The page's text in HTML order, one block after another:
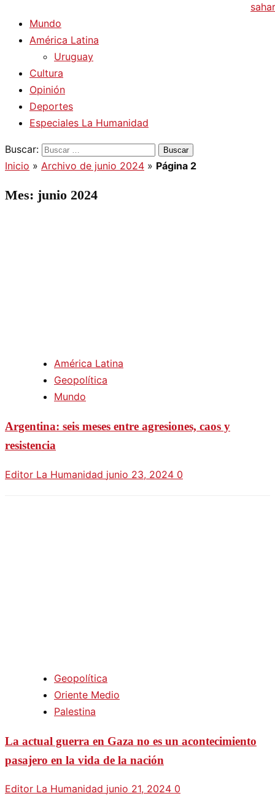
Mundo
América Latina
Uruguay
Cultura
Opinión
Deportes
Especiales La Humanidad
Buscar:
Inicio » Archivo de junio 2024 » Página 2
Mes: junio 2024
América Latina
Geopolítica
Mundo
Argentina: seis meses entre agresiones, caos y
resistencia
Editor La Humanidad junio 23, 2024 0
Geopolítica
Oriente Medio
Palestina
La actual guerra en Gaza no es un acontecimiento
pasajero en la vida de la nación
Editor La Humanidad junio 21, 2024 0